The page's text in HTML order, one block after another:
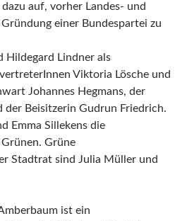
auf, vorher Landes- und
einer Bundespartei zu
Hildegard Lindner als
Viktoria Lösche und
Johannes Hegmans, der
Beisitzerin Gudrun Friedrich.
Emma Sillekens die
Grüne
Stadtrat sind Julia Müller und
ist ein